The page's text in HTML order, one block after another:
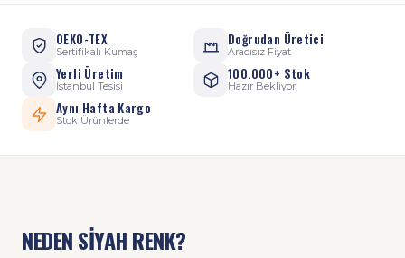
OEKO-TEX
Sertifikalı Kumaş
Doğrudan Üretici
Aracısız Fiyat
Yerli Üretim
İstanbul Tesisi
100.000+ Stok
Hazır Bekliyor
Aynı Hafta Kargo
Stok Ürünlerde
NEDEN SİYAH RENK?